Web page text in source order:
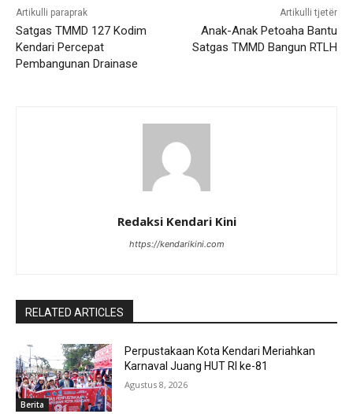
Artikulli paraprak
Satgas TMMD 127 Kodim
Kendari Percepat
Pembangunan Drainase
Artikulli tjetër
Anak-Anak Petoaha Bantu
Satgas TMMD Bangun RTLH
Redaksi Kendari Kini
https://kendarikini.com
RELATED ARTICLES
Berita
Perpustakaan Kota Kendari Meriahkan
Karnaval Juang HUT RI ke-81
Agustus 8, 2026